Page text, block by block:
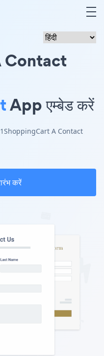
Contact
App एम्बेड करें
के 1ShoppingCart A Contact
करें